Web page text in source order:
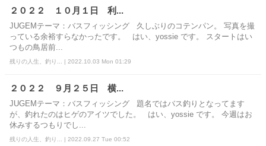
２０２２ １０月１日 利...
JUGEMテーマ：バスフィッシング 久しぶりのコテンパン。 写真を撮
っている余裕すらなかったです。 はい、yossie です。 スタートはい
つもの鳥居前...
残りの人生、釣り... | 2022.10.03 Mon 01:29
２０２２ ９月２５日 横...
JUGEMテーマ：バスフィッシング 題名ではバス釣りとなってます
が、釣れたのはヒゲのアイツでした。 はい、yossie です。 今週はお
休みするつもりでし...
残りの人生、釣り... | 2022.09.27 Tue 00:52